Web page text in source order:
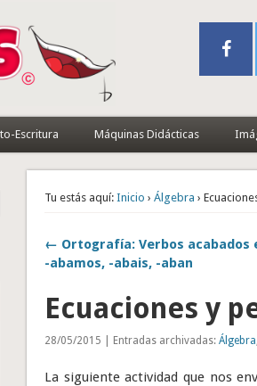
Escritura Máquinas Didácticas
Tu estás aquí: Inicio ›Álgebra ›
← Ortografía: Verbos acabados
-abamos, -abais, -aban
Ecuaciones y
28/05/2015 | Entradas archivadas:Álgebra
La siguiente actividad que nos